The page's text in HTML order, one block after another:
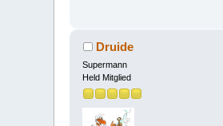
Druide
Supermann
Held Mitglied